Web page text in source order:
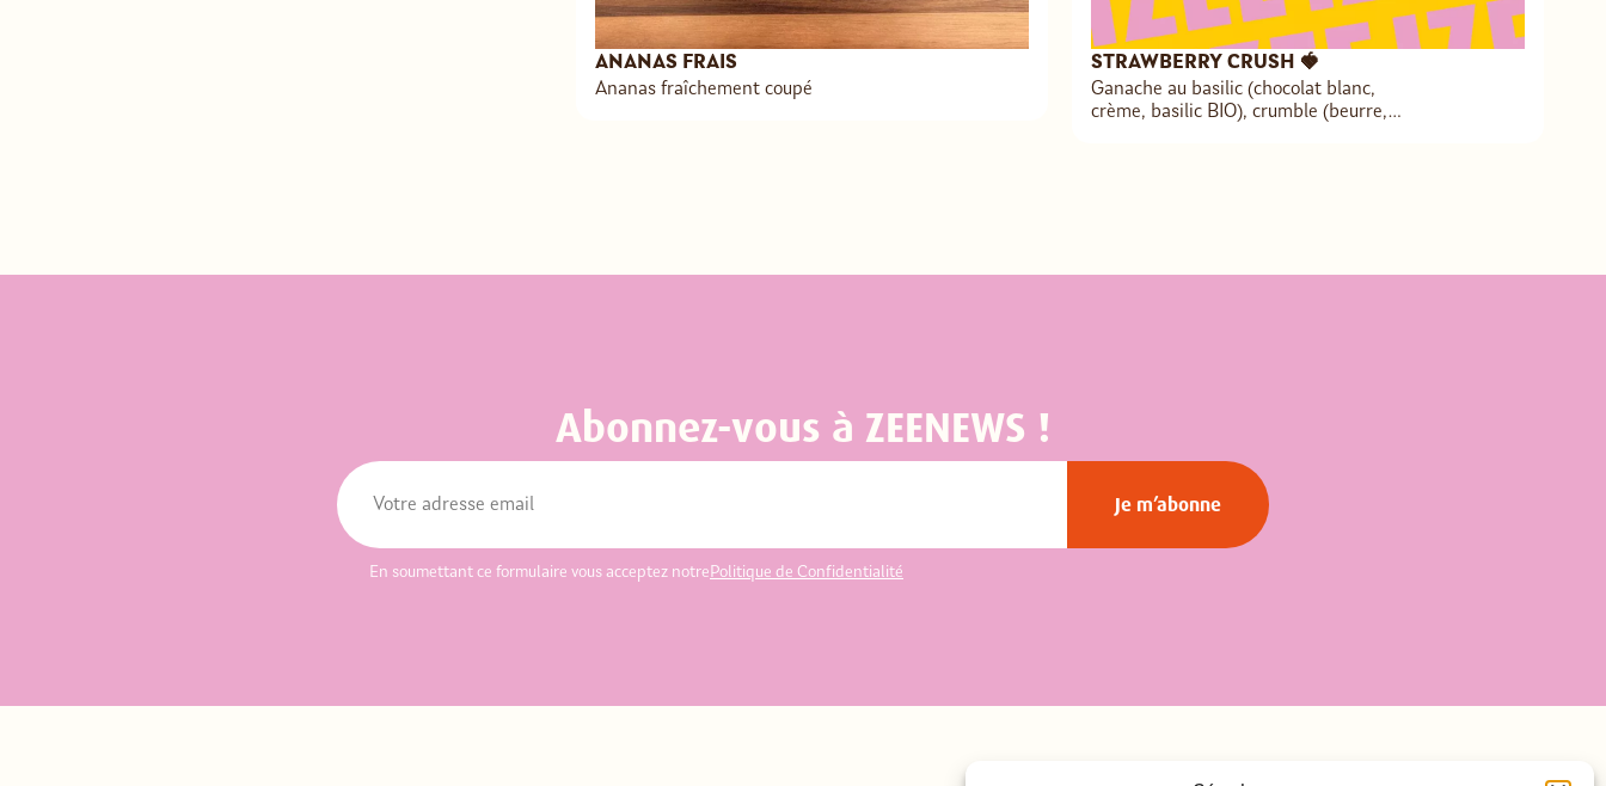
ANANAS FRAIS
Ananas fraîchement coupé
STRAWBERRY CRUSH 🍓
Ganache au basilic (chocolat blanc,
crème, basilic BIO), crumble (beurre,
Abonnez-vous à ZEENEWS !
En soumettant ce formulaire vous acceptez notrePolitique de Confidentialité